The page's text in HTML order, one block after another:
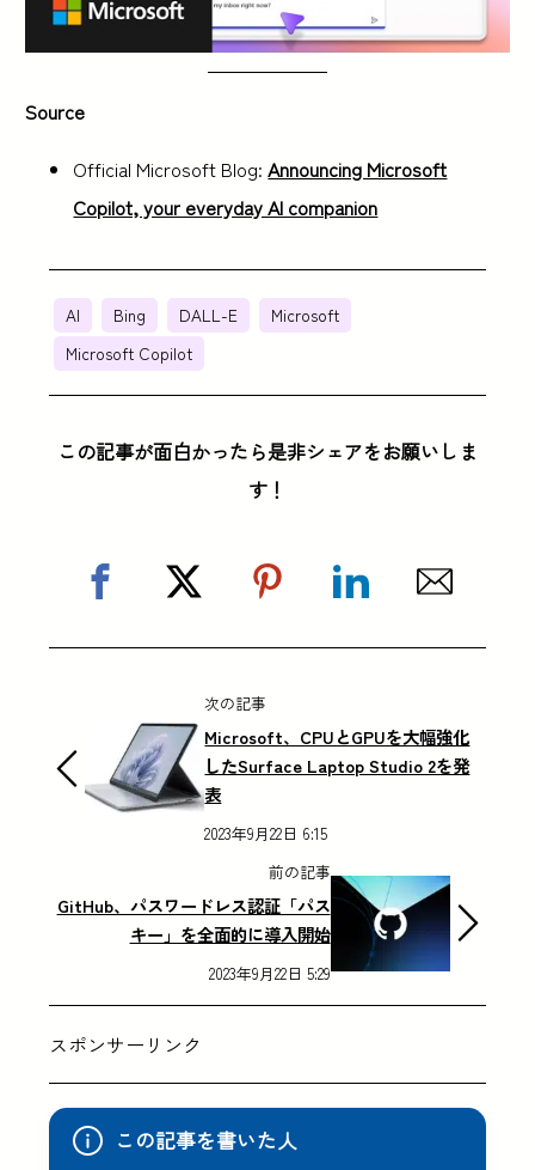
Source
Official Microsoft Blog:Announcing Microsoft
Copilot, your everyday AI companion
AI Bing DALL-E
Microsoft
Microsoft Copilot
この記事が面白かったら是非シェアをお願いしま
す！
次の記事
Microsoft、CPUとGPUを大幅強化
したSurface Laptop Studio 2を発
表
2023年9月22日 6:15
前の記事
GitHub、パスワードレス認証「パス
キー」を全面的に導入開始
2023年9月22日 5:29
スポンサーリンク
この記事を書いた人